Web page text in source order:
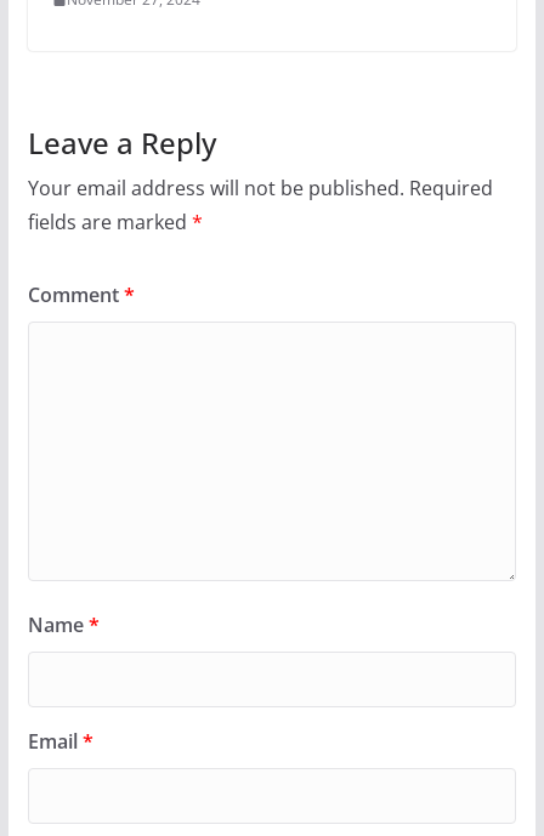
Leave a Reply
Your email address will not be published. Required
fields are marked *
Comment*
Name*
Email*